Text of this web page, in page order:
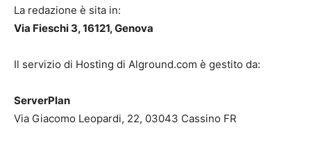
La redazione è sita in:
Via Fieschi 3, 16121, Genova
Il servizio di Hosting di Alground.com è gestito da:
ServerPlan
Via Giacomo Leopardi, 22, 03043 Cassino FR